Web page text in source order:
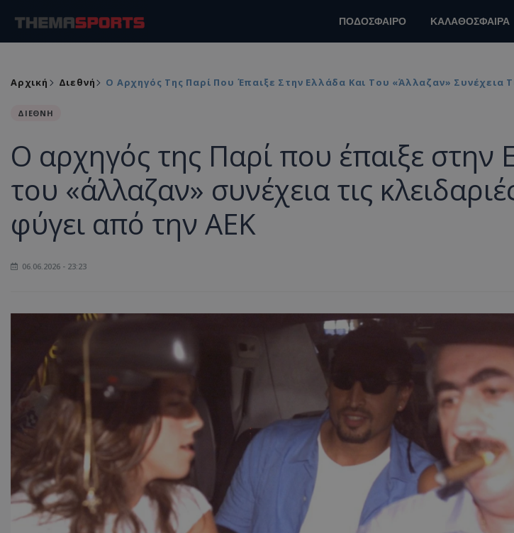
ΠΟΔΟΣΦΑΙΡΟ ΚΑΛΑΘΟΣΦΑΙΡΑ
Αρχική Διεθνή Ο Αρχηγός Της Παρί Που Έπαιξε Στην Ελλάδα Και Του «άλλαζαν» Συνέχεια
ΔΙΕΘΝΗ
Ο αρχηγός της Παρί που έπαιξε στην
του «άλλαζαν» συνέχεια τις
φύγει από την ΑΕΚ
06.06.2026 - 23:23